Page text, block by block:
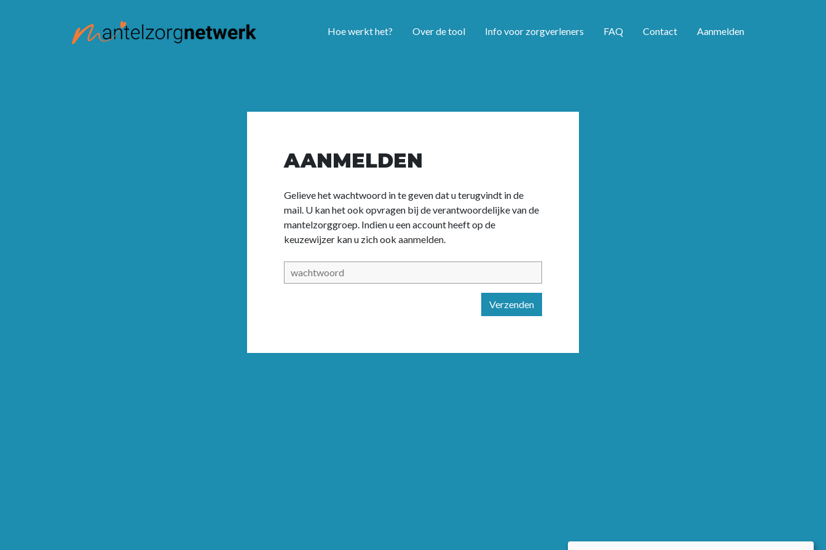
Hoe werkt het? Over de tool Info voor zorgverleners FAQ Contact Aanmelden
AANMELDEN
Gelieve het wachtwoord in te geven dat u terugvindt in de
mail. U kan het ook opvragen bij de verantwoordelijke van de
mantelzorggroep. Indien u een account heeft op de
keuzewijzer kan u zich ook aanmelden.
Verzenden